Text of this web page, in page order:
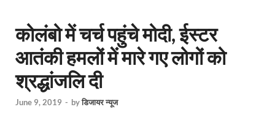
कोलंबो में चर्च पहुंचे मोदी, ईस्टर
आतंकी हमलों में मारे गए लोगों को
श्रद्धांजलि दी
June 9, 2019 - byडिजायर न्यूज